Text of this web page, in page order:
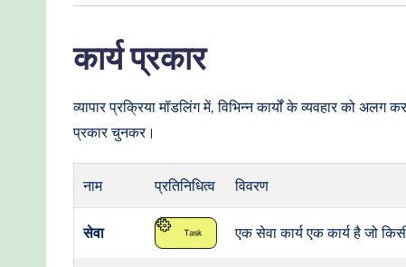
कार्य प्रकार
व्यापार प्रक्रिया मॉडलिंग में, विभिन्न कार्यों के व्यवहार
प्रकार चुनकर।
नाम प्रतिनिधित्व विवरण
सेवा एक सेवा कार्य एक कार्य है जो